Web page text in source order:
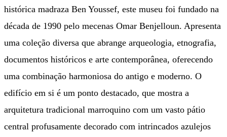
histórica madraza Ben Youssef, este museu foi fundado na
década de 1990 pelo mecenas Omar Benjelloun. Apresenta
uma coleção diversa que abrange arqueologia, etnografia,
documentos históricos e arte contemporânea, oferecendo
uma combinação harmoniosa do antigo e moderno. O
edifício em si é um ponto destacado, que mostra a
arquitetura tradicional marroquino com um vasto pátio
central profusamente decorado com intrincados azulejos